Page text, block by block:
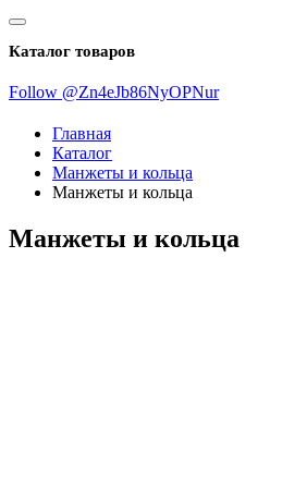
Каталог товаров
Follow @Zn4eJb86NyOPNur
Главная
Каталог
Манжеты и кольца
Манжеты и кольца
Манжеты и кольца